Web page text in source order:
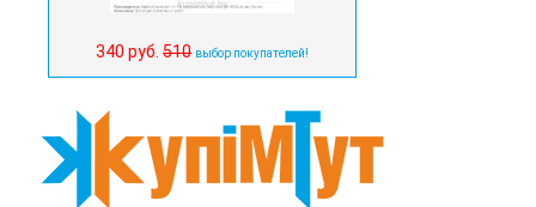
340 руб. 510 выбор покупателей!